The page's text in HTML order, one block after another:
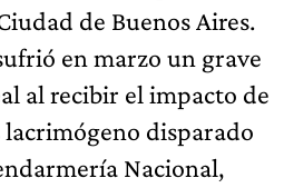
de Buenos Aires.
en marzo un grave
al recibir el impacto de
disparado
Nacional,